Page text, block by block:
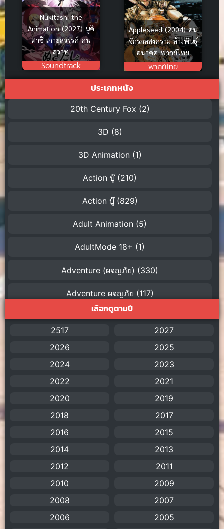
Nukitashi the
Animation (2027) นูคิ
ตาชิ เกาะสวรรค์ คน
สวาท
Soundtrack
Appleseed (2004) คน
จักรกลสงคราม ล้างพันธุ์
อนาคต พากย์ไทย
พากย์ไทย
ประเภทหนัง
20th Century Fox (2)
3D (8)
3D Animation (1)
Action บู๊(210)
Action บู๊(829)
Adult Animation (5)
AdultMode 18+ (1)
Adventure (ผจญภัย) (330)
Adventure ผจญภัย (117)
(1)
Animation การ์ตูน
Animation แอนิเมชั่น
เลือกดูตามปี
2517
2027
2026
2025
2024
2023
2022
2021
2020
2019
2018
2017
2016
2015
2014
2013
2012
2011
2010
2009
2008
2007
2006
2005